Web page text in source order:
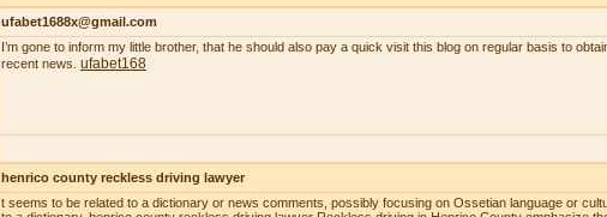
ufabet1688x@gmail.com
I’m gone to inform my little brother, that he should also pay a quick visit this blog on regular basis to
recent news. ufabet168
henrico county reckless driving lawyer
t seems to be related to a dictionary or news comments, possibly focusing on Ossetian language or